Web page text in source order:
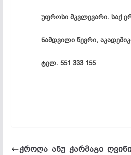
უფროსი მკვლევარი. საქ
ნამდვილი წევრი,
ტელ. 551 333 155
ჭროღა ანუ ჭარმაგი